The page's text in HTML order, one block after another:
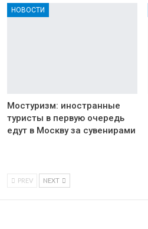
НОВОСТИ
Мостуризм: иностранные
туристы в первую очередь
едут в Москву за сувенирами
PREV NEXT